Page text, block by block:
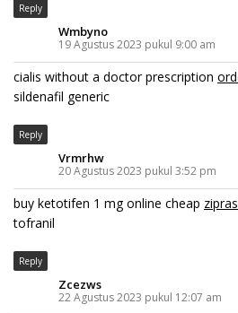
Reply
Wmbyno
19 Agustus 2023 pukul 9:00 am
cialis without a doctor prescription
sildenafil generic
Reply
Vrmrhw
20 Agustus 2023 pukul 3:52 pm
buy ketotifen 1 mg online cheap
tofranil
Reply
Zcezws
22 Agustus 2023 pukul 12:07 am